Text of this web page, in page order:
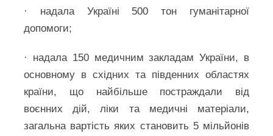
· надала Україні 500 тон гуманітарної
допомоги;
· надала 150 медичним закладам України, в
основному в східних та південних областях
країни, що найбільше постраждали від
воєнних дій, ліки та медичні матеріали,
загальна вартість яких становить 5 мільйонів